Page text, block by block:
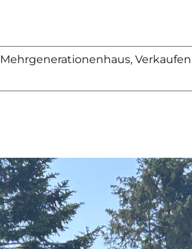
Mehrgenerationenhaus, Verkaufen